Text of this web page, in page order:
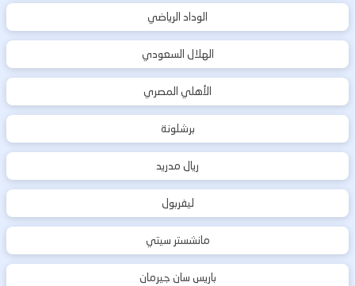
الوداد الرياضي
الهلال السعودي
الأهلي المصري
برشلونة
ريال مدريد
ليفربول
مانشستر سيتي
باريس سان جيرمان